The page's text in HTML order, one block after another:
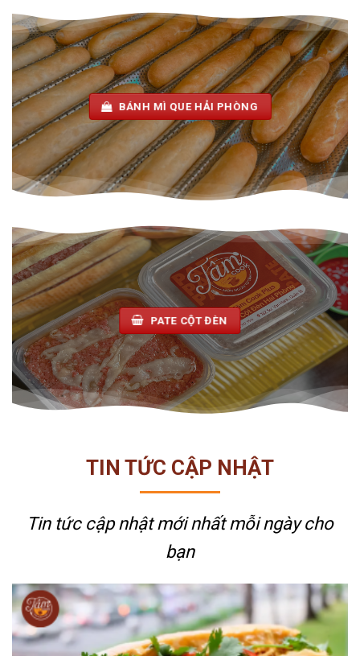
BÁNH MÌ QUE HẢI PHÒNG
PATE CỘT ĐÈN
TIN TỨC CẬP NHẬT
Tin tức cập nhật mới nhấtmỗi ngày cho
bạn